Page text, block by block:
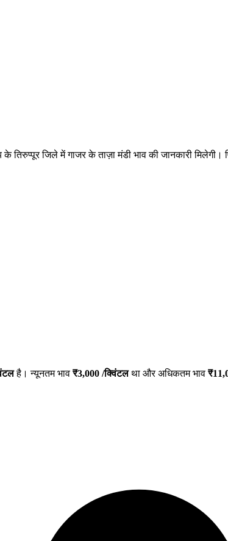
जिले में गाजर के ताज़ा मंडी भाव की जानकारी मिलेगी।
है। न्यूनतम भाव ₹3,000 /क्विंटलथा और अधिकतम भाव ₹